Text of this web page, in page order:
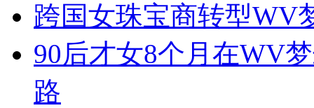
跨国女珠宝商转型WV
90后才女8个月在WV
路